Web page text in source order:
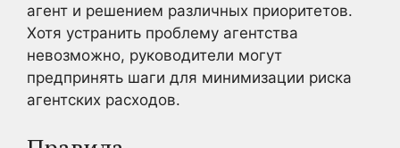
агент и решением различных приоритетов.
Хотя устранить проблему агентства
невозможно, руководители могут
предпринять шаги для минимизации риска
агентских расходов.